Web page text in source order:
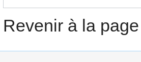
Revenir à la